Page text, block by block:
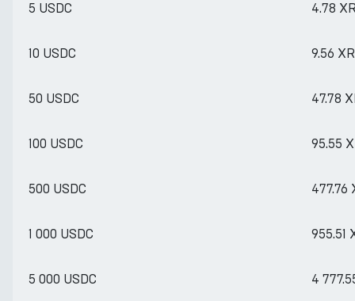
5 USDC 4.78
10 USDC 9.56
50 USDC 47.78
100 USDC 95.55
500 USDC 477.76
1 000 USDC 955.51
5 000 USDC 4